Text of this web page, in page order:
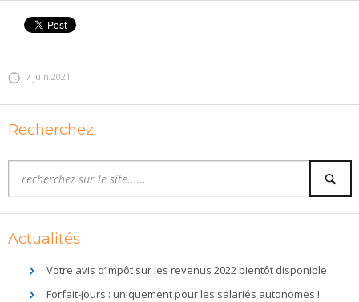
7 juin 2021
Recherchez
Actualités
Votre avis d’impôt sur les revenus 2022 bientôt disponible
Forfait-jours : uniquement pour les salariés autonomes !